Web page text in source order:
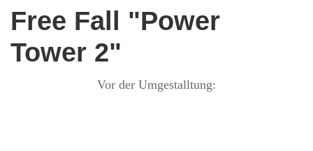
Free Fall "Power
Tower 2"
Vor der Umgestalltung: